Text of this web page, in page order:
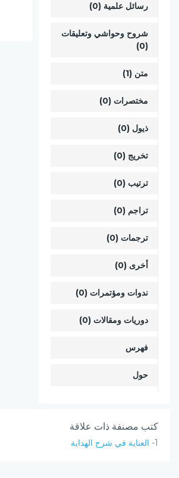
رسائل علمية (0)
شروح وحواشي وتعليقات
(0)
متن (1)
مختصرات (0)
ذيول (0)
تخريج (0)
ترتيب (0)
تراجم (0)
ترجمات (0)
أخرى (0)
ندوات ومؤتمرات (0)
دوريات ومقالات (0)
فهرس
حول
كتب مصنفة ذات علاقة
1- العناية في شرح الهداية